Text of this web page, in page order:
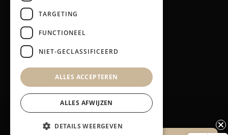
Blog
Producten
Alle producten
LED-therapie
Ontharen
TARGETING
FUNCTIONEEL
NIET-GECLASSIFICEERD
ALLES ACCEPTEREN
ALLES AFWIJZEN
DETAILS WEERGEVEN